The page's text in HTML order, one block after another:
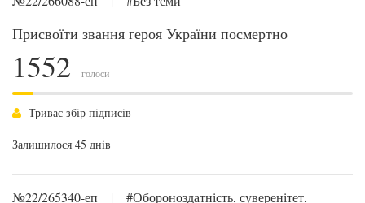
Присвоїти звання героя України посмертно
1552 голоси
Триває збір підписів
Залишилося 45 днів
№22/265340-еп |
#Обороноздатність, суверенітет,